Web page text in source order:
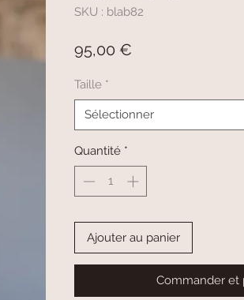
SKU : blab82
95,00 €
Taille *
Sélectionner
Quantité *
Ajouter au panier
Commander et